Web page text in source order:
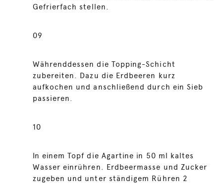
Gefrierfach stellen.
09
Währenddessen die Topping-Schicht
zubereiten. Dazu die Erdbeeren kurz
aufkochen und anschließend durch ein Sieb
passieren.
10
In einem Topf die Agartine in 50 ml kaltes
Wasser einrühren. Erdbeermasse und Zucker
zugeben und unter ständigem Rühren 2